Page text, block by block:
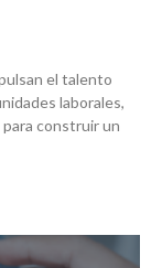
el talento
laborales,
construir un